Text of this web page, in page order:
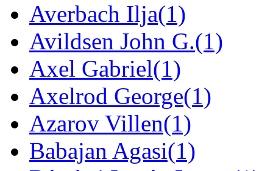
Averbach Ilja(1)
Avildsen John G.(1)
Axel Gabriel(1)
Axelrod George(1)
Azarov Villen(1)
Babajan Agasi(1)